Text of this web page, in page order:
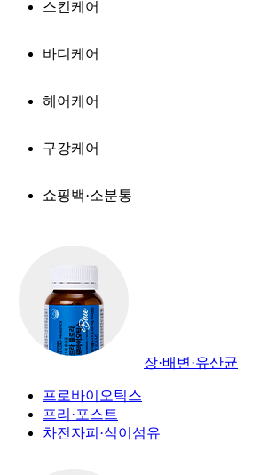
스킨케어
바디케어
헤어케어
구강케어
쇼핑백·소분통
장·배변·유산균
프로바이오틱스
프리·포스트
차전자피·식이섬유